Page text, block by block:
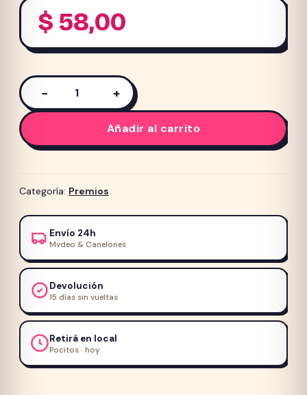
$ 58,00
Orejas
de
cerdo
deshidratadas
natural
− +
Añadir al carrito
Categoría: Premios
Envío 24h
Mvdeo & Canelones
Devolución
15 días sin vueltas
Retirá en local
Pocitos · hoy